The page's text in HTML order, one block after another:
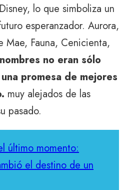
lo que simboliza un
esperanzador. Aurora,
Mae, Fauna, Cenicienta,
no eran sólo
promesa de mejores
muy alejados de las
pasado.
último momento:
el destino de un